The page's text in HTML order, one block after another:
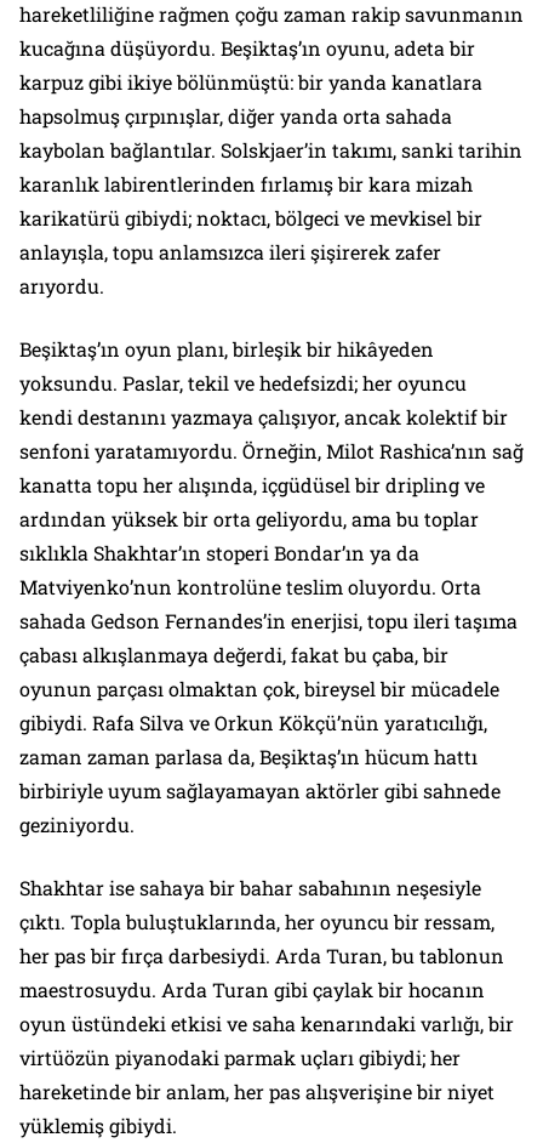
hareketliliğine rağmen çoğu zaman rakip savunmanın
kucağına düşüyordu. Beşiktaş’ın oyunu, adeta bir
karpuz gibi ikiye bölünmüştü: bir yanda kanatlara
hapsolmuş çırpınışlar, diğer yanda orta sahada
kaybolan bağlantılar. Solskjaer’in takımı, sanki tarihin
karanlık labirentlerinden fırlamış bir kara mizah
karikatürü gibiydi; noktacı, bölgeci ve mevkisel bir
anlayışla, topu anlamsızca ileri şişirerek zafer
arıyordu.
Beşiktaş’ın oyun planı, birleşik bir hikâyeden
yoksundu. Paslar, tekil ve hedefsizdi; her oyuncu
kendi destanını yazmaya çalışıyor, ancak kolektif bir
senfoni yaratamıyordu. Örneğin, Milot Rashica’nın sağ
kanatta topu her alışında, içgüdüsel bir dripling ve
ardından yüksek bir orta geliyordu, ama bu toplar
sıklıkla Shakhtar’ın stoperi Bondar’ın ya da
Matviyenko’nun kontrolüne teslim oluyordu. Orta
sahada Gedson Fernandes’in enerjisi, topu ileri taşıma
çabası alkışlanmaya değerdi, fakat bu çaba, bir
oyunun parçası olmaktan çok, bireysel bir mücadele
gibiydi. Rafa Silva ve Orkun Kökçü’nün yaratıcılığı,
zaman zaman parlasa da, Beşiktaş’ın hücum hattı
birbiriyle uyum sağlayamayan aktörler gibi sahnede
geziniyordu.
Shakhtar ise sahaya bir bahar sabahının neşesiyle
çıktı. Topla buluştuklarında, her oyuncu bir ressam,
her pas bir fırça darbesiydi. Arda Turan, bu tablonun
maestrosuydu. Arda Turan gibi çaylak bir hocanın
oyun üstündeki etkisi ve saha kenarındaki varlığı, bir
virtüözün piyanodaki parmak uçları gibiydi; her
hareketinde bir anlam, her pas alışverişine bir niyet
yüklemiş gibiydi.